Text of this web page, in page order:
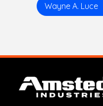
Wayne A. Luce